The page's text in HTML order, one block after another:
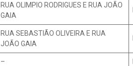
RUA OLIMPIO RODRIGUES E RUA JOÃO
GAIA
RUA SEBASTIÃO OLIVEIRA E RUA
JOÃO GAIA
–